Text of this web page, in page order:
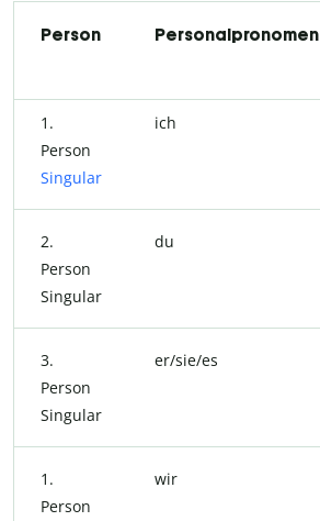
Person Personalpronomen
1.
Person
Singular
ich
2.
Person
Singular
du
3.
Person
Singular
er/sie/es
1.
Person
wir